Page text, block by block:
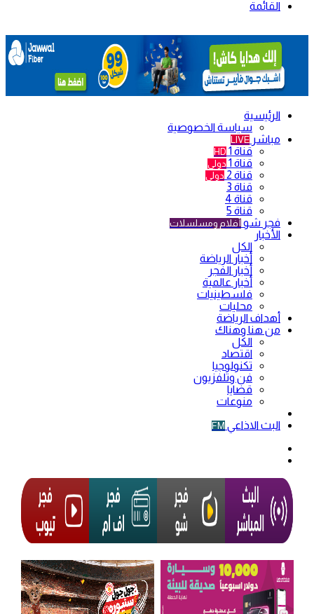
القائمة
الرئيسية
سياسة الخصوصية
مباشر LIVE
قناة 1 HD
قناة 1 دولي
قناة 2 دولي
قناة 3
قناة 4
قناة 5
فجر شو أفلام ومسلسلات
الأخبار
الكل
أخبار الرياضة
أخبار الفجر
أخبار عالمية
فلسطينيات
محليات
أهداف الرياضة
من هنا وهناك
الكل
اقتصاد
تكنولوجيا
فن وتلفزيون
قضايا
منوعات
البث الاذاعي FM